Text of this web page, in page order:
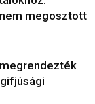
megosztott
megrendezték